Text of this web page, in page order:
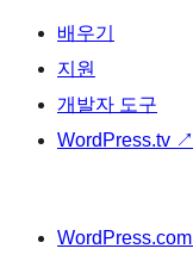
배우기
지원
개발자 도구
WordPress.tv ↗
WordPress.com